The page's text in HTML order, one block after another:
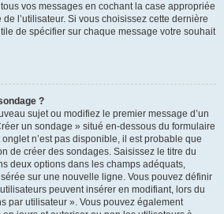
vos messages en cochant la case appropriée
l’utilisateur. Si vous choisissez cette dernière
de spécifier sur chaque message votre souhait
?
sujet ou modifiez le premier message d’un
un sondage » situé en-dessous du formulaire
n’est pas disponible, il est probable que
de créer des sondages. Saisissez le titre du
deux options dans les champs adéquats,
sur une nouvelle ligne. Vous pouvez définir
peuvent insérer en modifiant, lors du
par utilisateur ». Vous pouvez également